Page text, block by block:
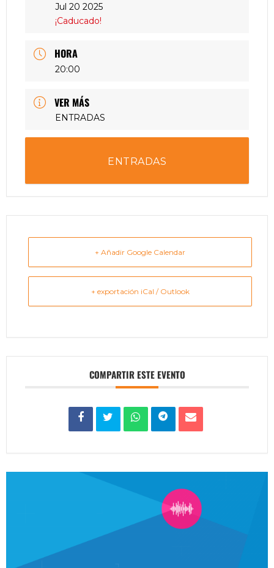
Jul 20 2025
¡Caducado!
HORA
20:00
VER MÁS
ENTRADAS
ENTRADAS
+ Añadir Google Calendar
+ exportación iCal / Outlook
COMPARTIR ESTE EVENTO